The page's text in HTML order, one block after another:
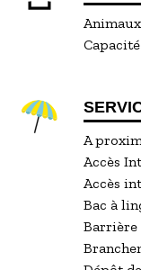
A
Accès
Accès
Bac à